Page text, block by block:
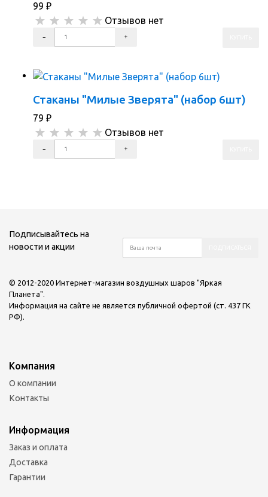
99 ₽
Отзывов нет
Стаканы "Милые Зверята" (набор 6шт)
79 ₽
Отзывов нет
Подписывайтесь на
новости и акции
© 2012-2020 Интернет-магазин воздушных шаров "Яркая
Планета".
Информация на сайте не является публичной офертой (ст. 437 ГК
РФ).
Компания
О компании
Контакты
Информация
Заказ и оплата
Доставка
Гарантии